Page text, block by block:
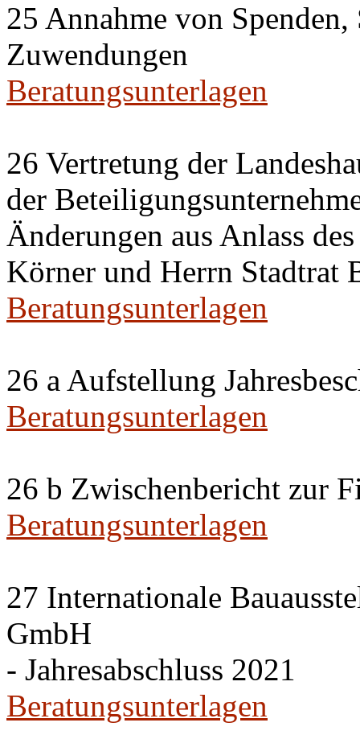
25 Annahme von
Zuwendungen
Beratungsunterlagen
26 Vertretung der
der
Änderungen aus Anlass
Körner und Herrn Stadtrat
Beratungsunterlagen
26 a Aufstellung
Beratungsunterlagen
26 b Zwischenbericht zur
Beratungsunterlagen
27 Internationale
GmbH
- Jahresabschluss 2021
Beratungsunterlagen